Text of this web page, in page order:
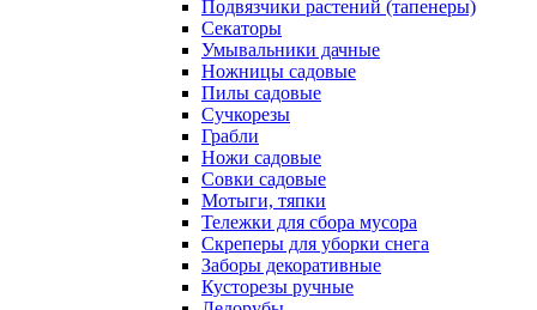
Подвязчики растений (тапенеры)
Секаторы
Умывальники дачные
Ножницы садовые
Пилы садовые
Сучкорезы
Грабли
Ножи садовые
Совки садовые
Мотыги, тяпки
Тележки для сбора мусора
Скреперы для уборки снега
Заборы декоративные
Кусторезы ручные